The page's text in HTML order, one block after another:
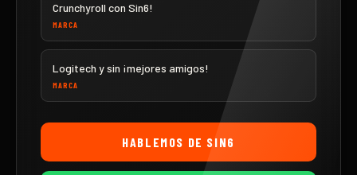
Crunchyroll con Sin6!
MARCA
Logitech y sin ¡mejores amigos!
MARCA
HABLEMOS DE SIN6